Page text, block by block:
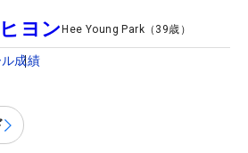
ヨンHee Young Park （ 39歳）
成績